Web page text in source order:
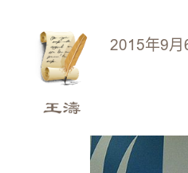
2015年9月
王濤